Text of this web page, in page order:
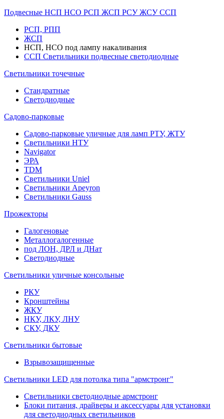
Подвесные НСП НСО РСП ЖСП РСУ ЖСУ ССП
РСП, РПП
ЖСП
НСП, НСО под лампу накаливания
ССП Светильники подвесные светодиодные
Светильники точечные
Стандратные
Светодиодные
Садово-парковые
Садово-парковые уличные для ламп РТУ, ЖТУ
Светильники НТУ
Navigator
ЭРА
TDM
Светильники Uniel
Светильники Apeyron
Светильники Gauss
Прожекторы
Галогеновые
Металлогалогенные
под ЛОН, ДРЛ и ДНат
Светодиодные
Светильники уличные консольные
РКУ
Кронштейны
ЖКУ
НКУ, ЛКУ, ЛНУ
СКУ, ДКУ
Светильники бытовые
Взрывозащищенные
Светильники LED для потолка типа "армстронг"
Светильники светодиодные армстронг
Блоки питания, драйверы и аксессуары для установки
для светодиодных светильников